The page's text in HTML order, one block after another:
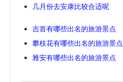
几月份去安康比较合适呢
吉首有哪些出名的旅游景点
攀枝花有哪些出名的旅游景点
雅安有哪些出名的旅游景点